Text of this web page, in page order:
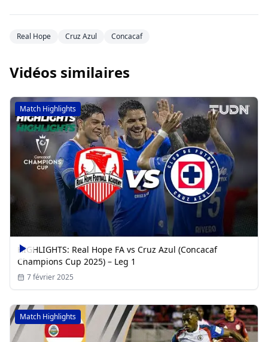
Real Hope Cruz Azul Concacaf
Vidéos similaires
Match Highlights
HIGHLIGHTS: Real Hope FA vs Cruz Azul (Concacaf
Champions Cup 2025) – Leg 1
7 février 2025
Match Highlights